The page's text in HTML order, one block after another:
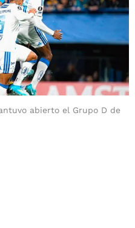
abierto el Grupo D de